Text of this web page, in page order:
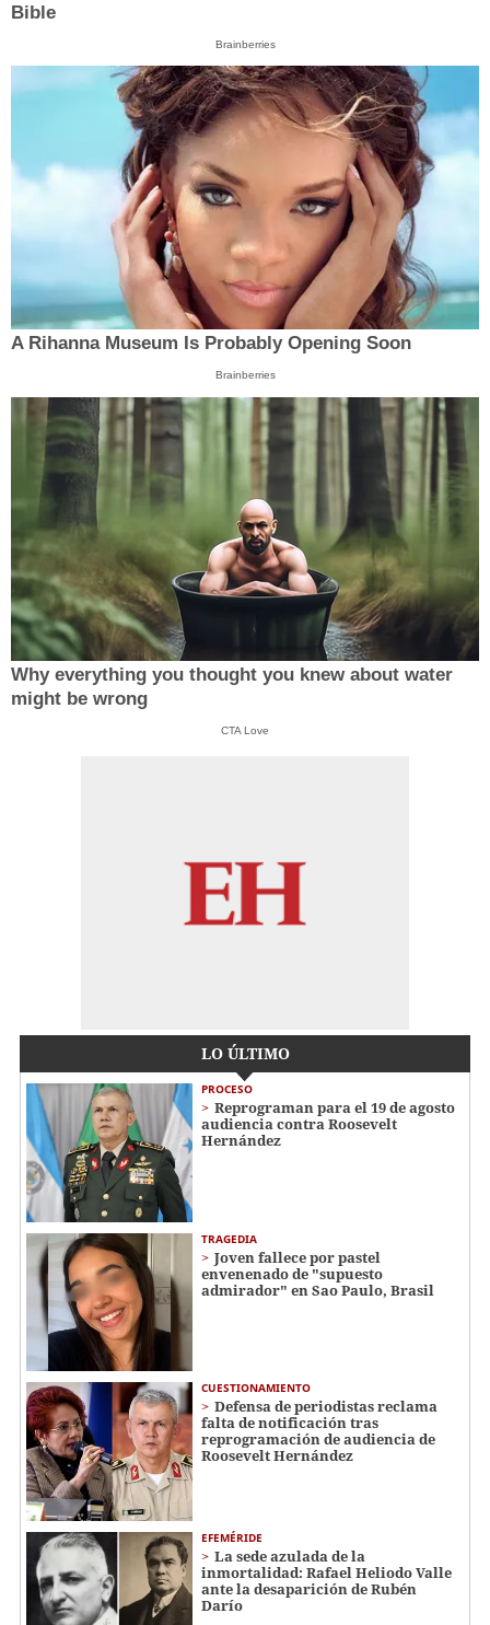
Bible
Brainberries
A Rihanna Museum Is Probably Opening Soon
Brainberries
Why everything you thought you knew about water
might be wrong
CTA Love
LO ÚLTIMO
PROCESO
Reprograman para el 19 de agosto
audiencia contra Roosevelt
Hernández
TRAGEDIA
Joven fallece por pastel
envenenado de "supuesto
admirador" en Sao Paulo, Brasil
CUESTIONAMIENTO
Defensa de periodistas reclama
falta de notificación tras
reprogramación de audiencia de
Roosevelt Hernández
EFEMÉRIDE
La sede azulada de la
inmortalidad: Rafael Heliodo Valle
ante la desaparición de Rubén
Darío